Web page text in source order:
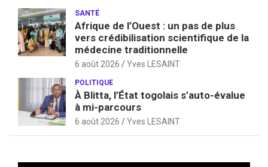
SANTÉ
Afrique de l’Ouest : un pas de plus
vers crédibilisation scientifique de la
médecine traditionnelle
6 août 2026 Yves LESAINT
POLITIQUE
À Blitta, l’État togolais s’auto-évalue
à mi-parcours
6 août 2026 Yves LESAINT